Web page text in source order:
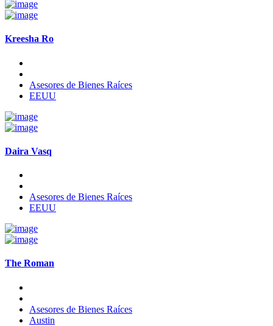
Kreesha Ro
Asesores de Bienes Raíces
EEUU
Daira Vasq
Asesores de Bienes Raíces
EEUU
The Roman
Asesores de Bienes Raíces
Austin